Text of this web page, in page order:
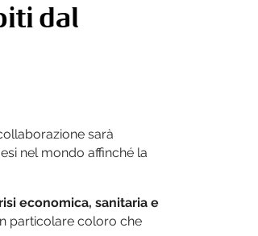
dal
sarà
nel mondo affinché la
economica, sanitaria e
particolare coloro che